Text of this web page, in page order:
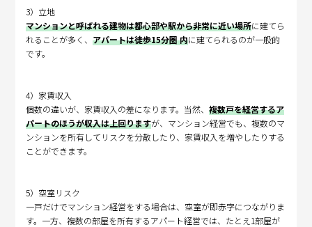
3）立地
マンションと呼ばれる建物は都心部や駅から非常に近い場所に建てら
れることが多く、アパートは徒歩15分圏 内に建てられるのが一般的
です。
4）家賃収入
個数の違いが、家賃収入の差になります。当然、複数戸を経営するア
パートのほうが収入は上回りますが、マンション経営でも、複数のマ
ンションを所有してリスクを分散したり、家賃収入を増やしたりする
ことができます。
5）空室リスク
一戸だけでマンション経営をする場合は、空室が即赤字につながりま
す。一方、複数の部屋を所有するアパート経営では、たとえ1部屋が